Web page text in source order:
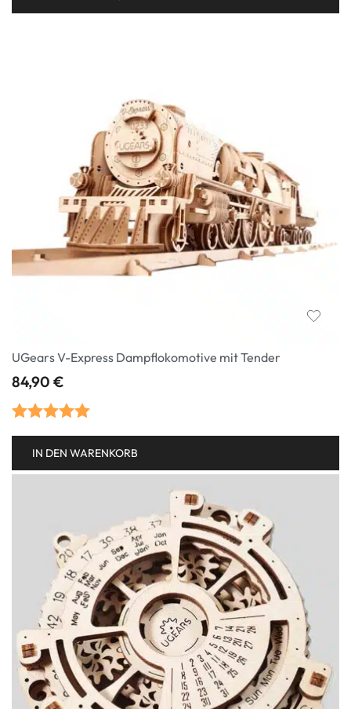
UGears V-Express Dampflokomotive mit Tender
84,90 €
Bewertet mit
5.00von 5
IN DEN WARENKORB